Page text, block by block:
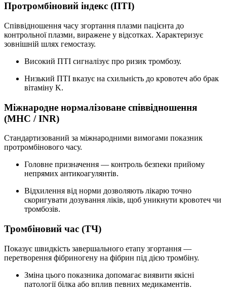
Протромбіновий індекс (ПТІ)
Співвідношення часу згортання плазми пацієнта до
контрольної плазми, виражене у відсотках. Характеризує
зовнішній шлях гемостазу.
Високий ПТІ сигналізує про ризик тромбозу.
Низький ПТІ вказує на схильність до кровотеч або брак
вітаміну K.
Міжнародне нормалізоване співвідношення
(МНС / INR)
Стандартизований за міжнародними вимогами показник
протромбінового часу.
Головне призначення — контроль безпеки прийому
непрямих антикоагулянтів.
Відхилення від норми дозволяють лікарю точно
скоригувати дозування ліків, щоб уникнути кровотеч чи
тромбозів.
Тромбіновий час (ТЧ)
Показує швидкість завершального етапу згортання —
перетворення фібриногену на фібрин під дією тромбіну.
Зміна цього показника допомагає виявити якісні
патології білка або вплив певних медикаментів.